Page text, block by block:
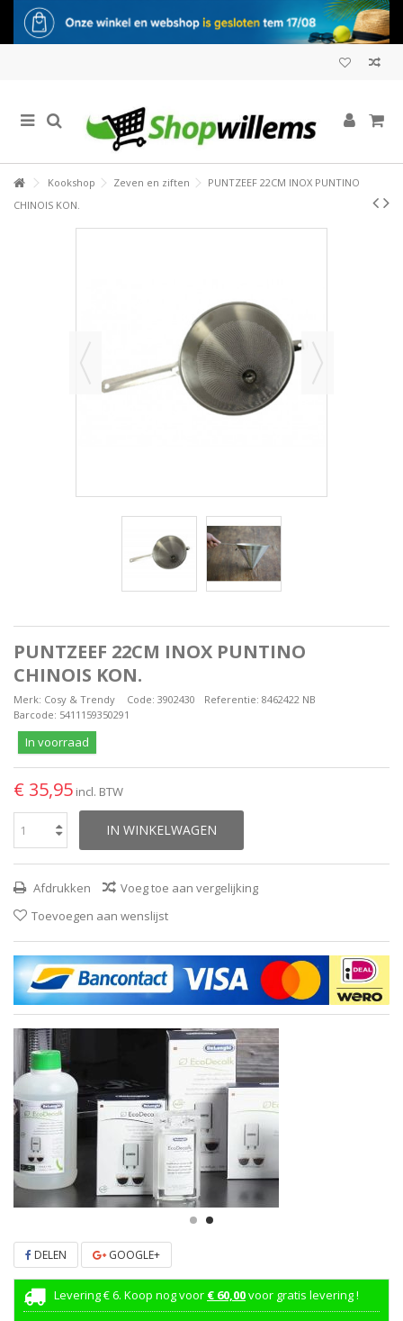
Kookshop Zeven en ziften
PUNTZEEF 22CM INOX PUNTINO
CHINOIS KON.
PUNTZEEF 22CM INOX PUNTINO
CHINOIS KON.
Merk: Cosy & Trendy Code: 3902430 Referentie: 8462422 NB
Barcode: 5411159350291
In voorraad
€ 35,95 incl. BTW
IN WINKELWAGEN
Afdrukken
Voeg toe aan vergelijking
Toevoegen aan wenslijst
DELEN GOOGLE+
Levering € 6. Koop nog voor € 60,00voor gratis levering !